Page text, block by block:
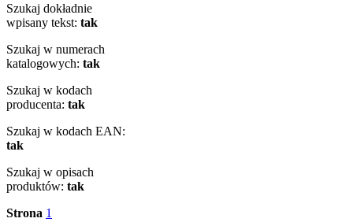
Szukaj dokładnie
wpisany tekst: tak
Szukaj w numerach
katalogowych: tak
Szukaj w kodach
producenta: tak
Szukaj w kodach EAN:
tak
Szukaj w opisach
produktów: tak
Strona 1